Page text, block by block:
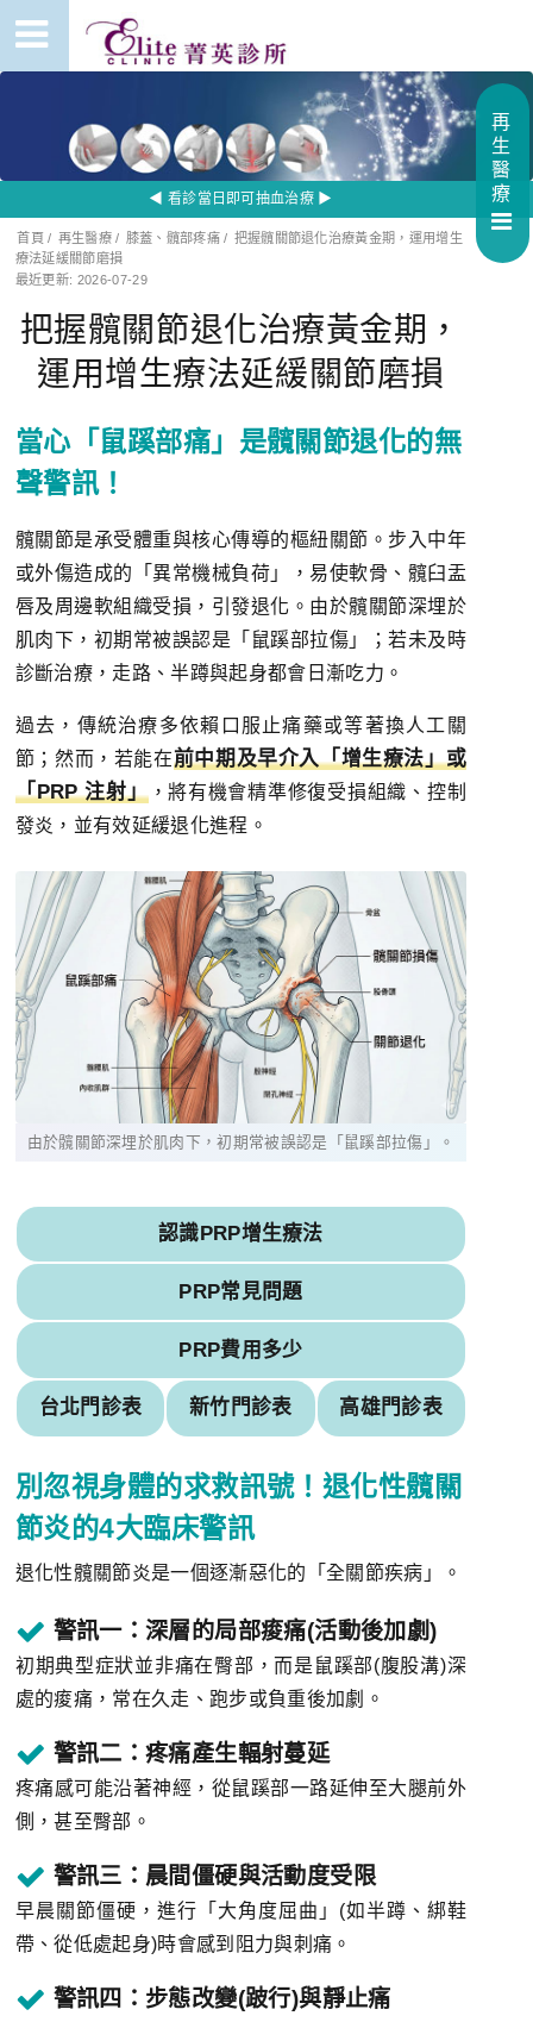
再
生
醫
療
◀ 看診當日即可抽血治療 ▶
首頁 / 再生醫療 / 膝蓋、髖部疼痛 / 把握髖關節退化治療黃金期，運用增生
療法延緩關節磨損
最近更新: 2026-07-29
把握髖關節退化治療黃金期，
運用增生療法延緩關節磨損
當心「鼠蹊部痛」是髖關節退化的無
聲警訊！
髖關節是承受體重與核心傳導的樞紐關節。步入中年
或外傷造成的「異常機械負荷」，易使軟骨、髖臼盂
唇及周邊軟組織受損，引發退化。由於髖關節深埋於
肌肉下，初期常被誤認是「鼠蹊部拉傷」；若未及時
診斷治療，走路、半蹲與起身都會日漸吃力。
過去，傳統治療多依賴口服止痛藥或等著換人工關
節；然而，若能在前中期及早介入「增生療法」或
「PRP 注射」，將有機會精準修復受損組織、控制
發炎，並有效延緩退化進程。
由於髖關節深埋於肌肉下，初期常被誤認是「鼠蹊部拉傷」。
認識PRP增生療法
PRP常見問題
PRP費用多少
台北門診表 新竹門診表 高雄門診表
別忽視身體的求救訊號！退化性髖關
節炎的4大臨床警訊
退化性髖關節炎是一個逐漸惡化的「全關節疾病」。
警訊一：深層的局部痠痛(活動後加劇)
初期典型症狀並非痛在臀部，而是鼠蹊部(腹股溝)深
處的痠痛，常在久走、跑步或負重後加劇。
警訊二：疼痛產生輻射蔓延
疼痛感可能沿著神經，從鼠蹊部一路延伸至大腿前外
側，甚至臀部。
警訊三：晨間僵硬與活動度受限
早晨關節僵硬，進行「大角度屈曲」(如半蹲、綁鞋
帶、從低處起身)時會感到阻力與刺痛。
警訊四：步態改變(跛行)與靜止痛